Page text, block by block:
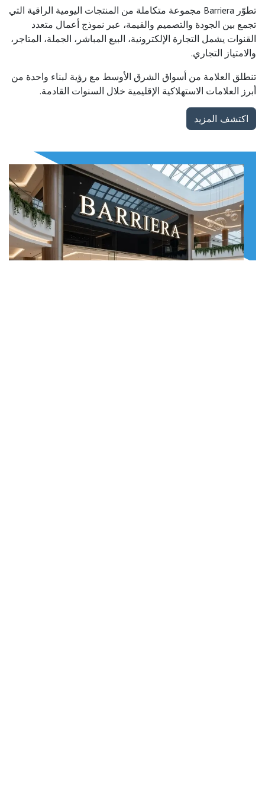
تطوّر Barriera مجموعة متكاملة من المنتجات اليومية الراقية التي
تجمع بين الجودة والتصميم والقيمة، عبر نموذج أعمال متعدد
القنوات يشمل التجارة الإلكترونية، البيع المباشر، الجملة، المتاجر،
والامتياز التجاري.
تنطلق العلامة من أسواق الشرق الأوسط مع رؤية لبناء واحدة من
أبرز العلامات الاستهلاكية الإقليمية خلال السنوات القادمة.
اكتشف المزيد